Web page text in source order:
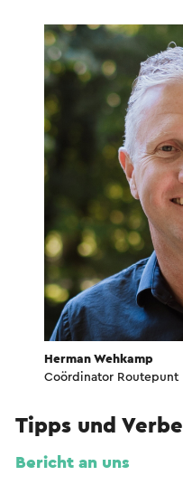
Herman Wehkamp
Coördinator Routepunt
Tipps und
Bericht an uns